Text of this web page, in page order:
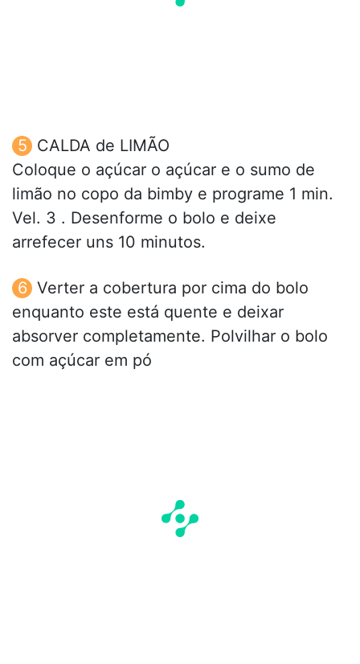
CALDA de LIMÃO
Coloque o açúcar o açúcar e o sumo de
limão no copo da bimby e programe 1 min.
Vel. 3 . Desenforme o bolo e deixe
arrefecer uns 10 minutos.
Verter a cobertura por cima do bolo
enquanto este está quente e deixar
absorver completamente. Polvilhar o bolo
com açúcar em pó